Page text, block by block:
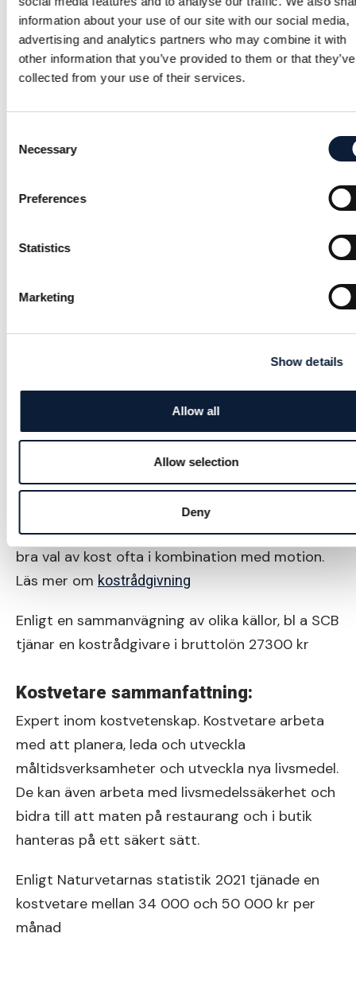
information about your use of our site with our social media,
advertising and analytics partners who may combine it with
other information that you’ve provided to them or that they’ve
collected from your use of their services.
Selection
Necessary
Preferences
Statistics
Marketing
Show details
Allow all
Allow selection
Deny
Nutritionist sammanfattning:
Nutritionist, även kallade näringsfysiologer, är
specialister inom kost och näring med kunskap
om nutrition från en molekylär nivå till ett
mellan kost och hälsa, både utifrån hur det
för folkhälsan. Tack vare att de både har en bred
med ett helhetsperspektiv, där allt från kemi till
Medellönen är 42400 kronor i månaden enligt
Kostrådgivare sammanfattning:
En kostrådgivare har en kortare utbildning inom
kost och hälsa för att hjälpa friska människor till
att leva hälsosamt genom rätt kost. Hjälper
människor att hitta en sundare livsstil genom
bra val av kost ofta i kombination med motion.
Läs mer om kostrådgivning
Enligt en sammanvägning av olika källor, bl a SCB
tjänar en kostrådgivare i bruttolön 27300 kr
Kostvetare sammanfattning:
Expert inom kostvetenskap. Kostvetare arbeta
med att planera, leda och utveckla
måltidsverksamheter och utveckla nya livsmedel.
De kan även arbeta med livsmedelssäkerhet och
bidra till att maten på restaurang och i butik
hanteras på ett säkert sätt.
Enligt Naturvetarnas statistik 2021 tjänade en
kostvetare mellan 34 000 och 50 000 kr per
månad